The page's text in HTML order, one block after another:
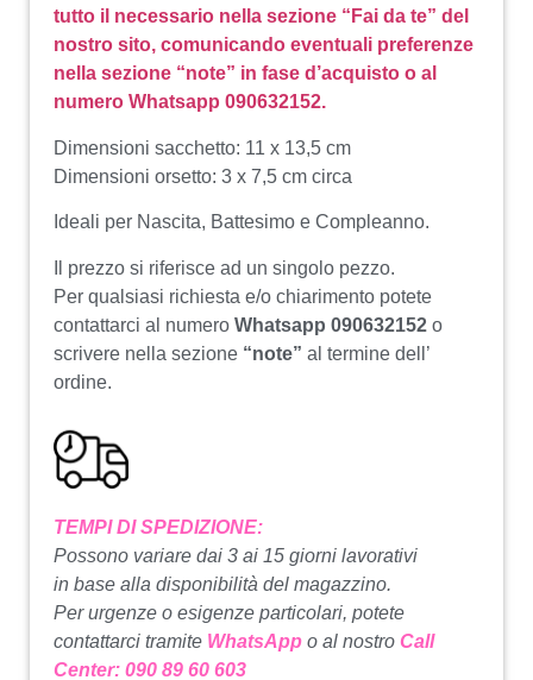
tutto il necessario nella sezione “Fai da te” del
nostro sito, comunicando eventuali preferenze
nella sezione “note” in fase d’acquisto o al
numero Whatsapp 090632152.
Dimensioni sacchetto: 11 x 13,5 cm
Dimensioni orsetto: 3 x 7,5 cm circa
Ideali per Nascita, Battesimo e Compleanno.
Il prezzo si riferisce ad un singolo pezzo.
Per qualsiasi richiesta e/o chiarimento potete
contattarci al numero Whatsapp 090632152 o
scrivere nella sezione “note” al termine dell’
ordine.
TEMPI DI SPEDIZIONE:
Possono variare dai 3 ai 15 giorni lavorativi
in base alla disponibilità del magazzino.
Per urgenze o esigenze particolari, potete
contattarci tramite WhatsApp o al nostro Call
Center: 090 89 60 603